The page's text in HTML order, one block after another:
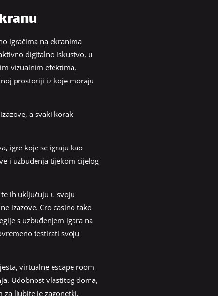
igračima na ekranima
digitalno iskustvo, u
vizualnim efektima,
prostoriji iz koje moraju
a svaki korak
igre koje se igraju kao
i uzbuđenja tijekom cijelog
ih uključuju u svoju
izazove. Cro casino tako
s uzbuđenjem igara na
testirati svoju
virtualne escape room
Udobnost vlastitog doma,
za ljubitelje zagonetki,